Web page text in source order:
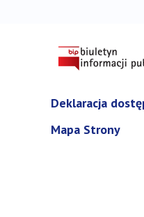
Deklaracja
Mapa Strony